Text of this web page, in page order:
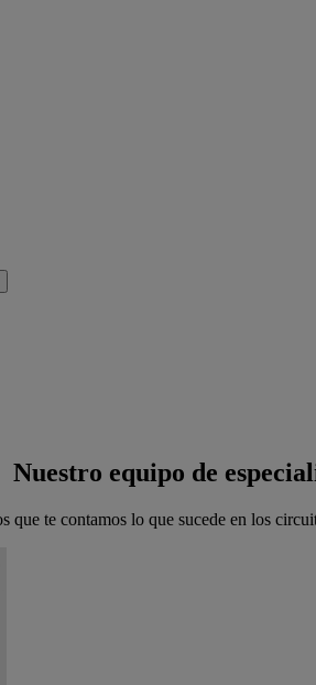
Nuestro equipo de
que te contamos lo que sucede en los